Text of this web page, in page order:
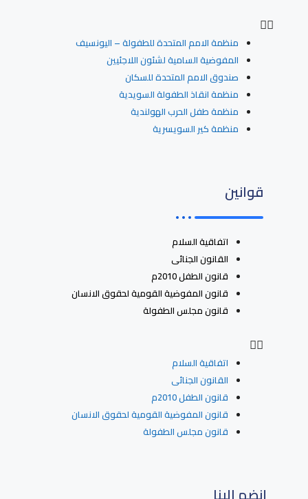
منظمة الامم المتحدة للطفولة – اليونسيف
المفوضية السامية لشئون اللاجئيين
صندوق الامم المتحدة للسكان
منظمة انقاذ الطفولة السويدية
منظمة طفل الحرب الهولندية
منظمة كير السويسرية
قوانين
اتفاقية السلام
القانون الجنائى
قانون الطفل 2010م
قانون المفوضية القومية لحقوق الانسان
قانون مجلس الطفولة
اتفاقية السلام
القانون الجنائى
قانون الطفل 2010م
قانون المفوضية القومية لحقوق الانسان
قانون مجلس الطفولة